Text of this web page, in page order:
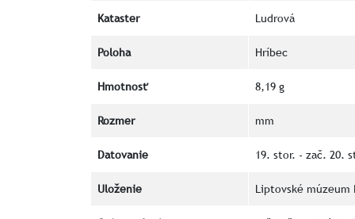
Kataster Ludrová
Poloha Hríbec
Hmotnosť 8,19 g
Rozmer mm
Datovanie 19. stor. - zač. 20.
Uloženie Liptovské múzeum